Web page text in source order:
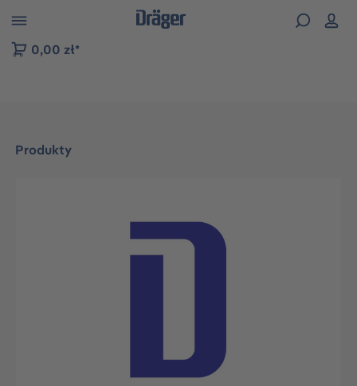
do nawigacji na platformie B2B
0,00 zł*
Produkty
Pomiń galerię zdjęć